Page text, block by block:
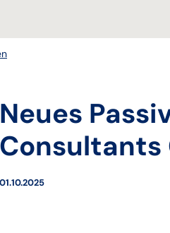
Neues
Consultants
01.10.2025